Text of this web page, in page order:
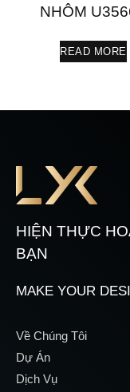
NHÔM
READ MORE
HIỆN THỰC
BẠN
MAKE YOUR
Về Chúng Tôi
Dự Án
Dịch Vụ